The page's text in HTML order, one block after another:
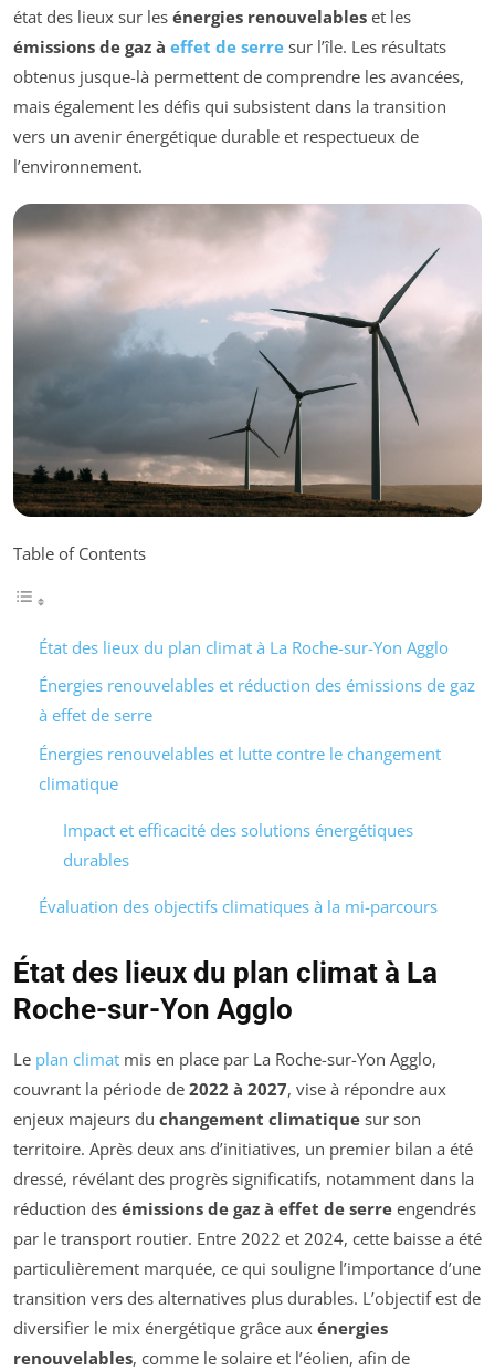
état des lieux sur les énergies renouvelables et les
émissions de gaz à effet de serre sur l’île. Les résultats
obtenus jusque-là permettent de comprendre les avancées,
mais également les défis qui subsistent dans la transition
vers un avenir énergétique durable et respectueux de
l’environnement.
Table of Contents
État des lieux du plan climat à La Roche-sur-Yon Agglo
Énergies renouvelables et réduction des émissions de gaz
à effet de serre
Énergies renouvelables et lutte contre le changement
climatique
Impact et efficacité des solutions énergétiques
durables
Évaluation des objectifs climatiques à la mi-parcours
État des lieux du plan climat à La
Roche-sur-Yon Agglo
Le plan climat mis en place par La Roche-sur-Yon Agglo,
couvrant la période de 2022 à 2027, vise à répondre aux
enjeux majeurs du changement climatique sur son
territoire. Après deux ans d’initiatives, un premier bilan a été
dressé, révélant des progrès significatifs, notamment dans la
réduction des émissions de gaz à effet de serre engendrés
par le transport routier. Entre 2022 et 2024, cette baisse a été
particulièrement marquée, ce qui souligne l’importance d’une
transition vers des alternatives plus durables. L’objectif est de
diversifier le mix énergétique grâce aux énergies
renouvelables, comme le solaire et l’éolien, afin de